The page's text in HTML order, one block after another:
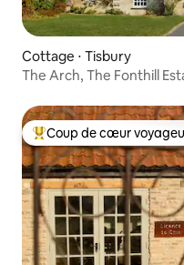
Cottage ⋅ Tisbury
The Arch, The Fonthill
Coups de cœur
Coup de cœur